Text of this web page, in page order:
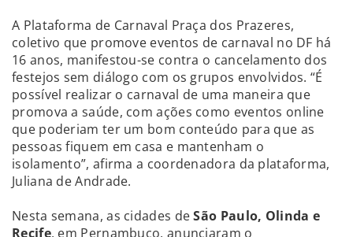
A Plataforma de Carnaval Praça dos Prazeres,
coletivo que promove eventos de carnaval no DF há
16 anos, manifestou-se contra o cancelamento dos
festejos sem diálogo com os grupos envolvidos. “É
possível realizar o carnaval de uma maneira que
promova a saúde, com ações como eventos online
que poderiam ter um bom conteúdo para que as
pessoas fiquem em casa e mantenham o
isolamento”, afirma a coordenadora da plataforma,
Juliana de Andrade.
Nesta semana, as cidades deSão Paulo, Olinda e
Recife, em Pernambuco, anunciaram o